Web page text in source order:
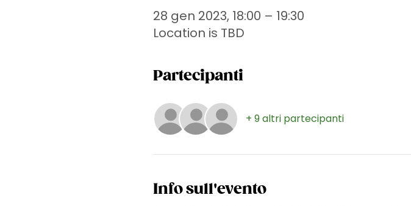
28 gen 2023, 18:00 – 19:30
Location is TBD
Partecipanti
+ 9 altri partecipanti
Info sull'evento